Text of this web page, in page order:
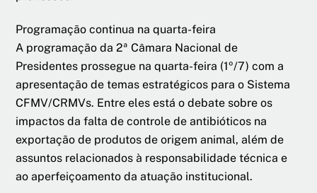
Programação continua na quarta-feira
A programação da 2ª Câmara Nacional de
Presidentes prossegue na quarta-feira (1º/7) com a
apresentação de temas estratégicos para o Sistema
CFMV/CRMVs. Entre eles está o debate sobre os
impactos da falta de controle de antibióticos na
exportação de produtos de origem animal, além de
assuntos relacionados à responsabilidade técnica e
ao aperfeiçoamento da atuação institucional.